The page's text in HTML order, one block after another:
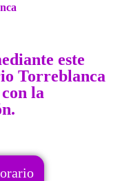
este
Torreblanca
la